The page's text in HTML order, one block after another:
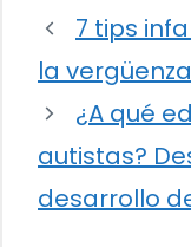
7 tips
la
¿A qué
autistas?
desarrollo